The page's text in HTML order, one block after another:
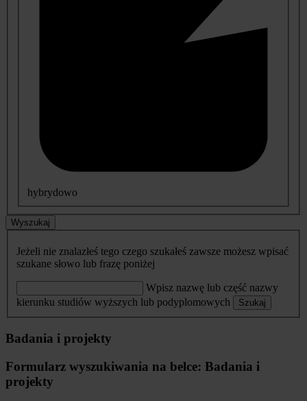
hybrydowo
Wyszukaj
Jeżeli nie znalazłeś tego czego szukałeś zawsze możesz wpisać
szukane słowo lub frazę poniżej
Wpisz nazwę lub część nazwy
kierunku studiów wyższych lub podyplomowych
Szukaj
Badania i projekty
Formularz wyszukiwania na belce: Badania i
projekty